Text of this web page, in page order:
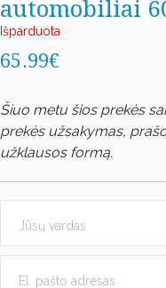
automobiliai
Išparduota
65.99€
Šiuo metu šios prekės
prekės užsakymas,
užklausos formą.